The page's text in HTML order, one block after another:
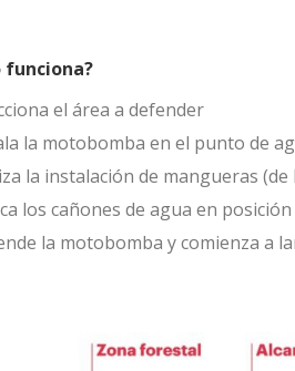
funciona?
el área a defender
la motobomba en el punto de
la instalación de mangueras
los cañones de agua en
la motobomba y comienza a